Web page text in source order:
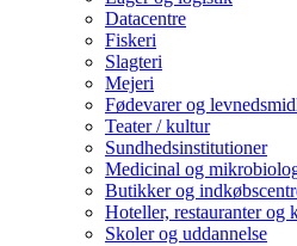
Datacentre
Fiskeri
Slagteri
Mejeri
Fødevarer og
Teater / kultur
Sundhedsinstitutioner
Medicinal og
Butikker og
Hoteller, restauranter og
Skoler og uddannelse